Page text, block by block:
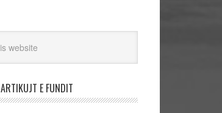
ARTIKUJT E FUNDIT